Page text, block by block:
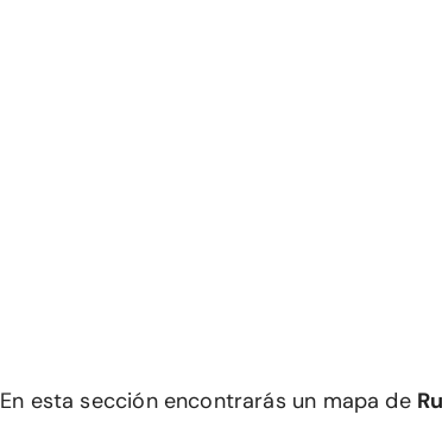
En esta sección encontrarás un mapa de